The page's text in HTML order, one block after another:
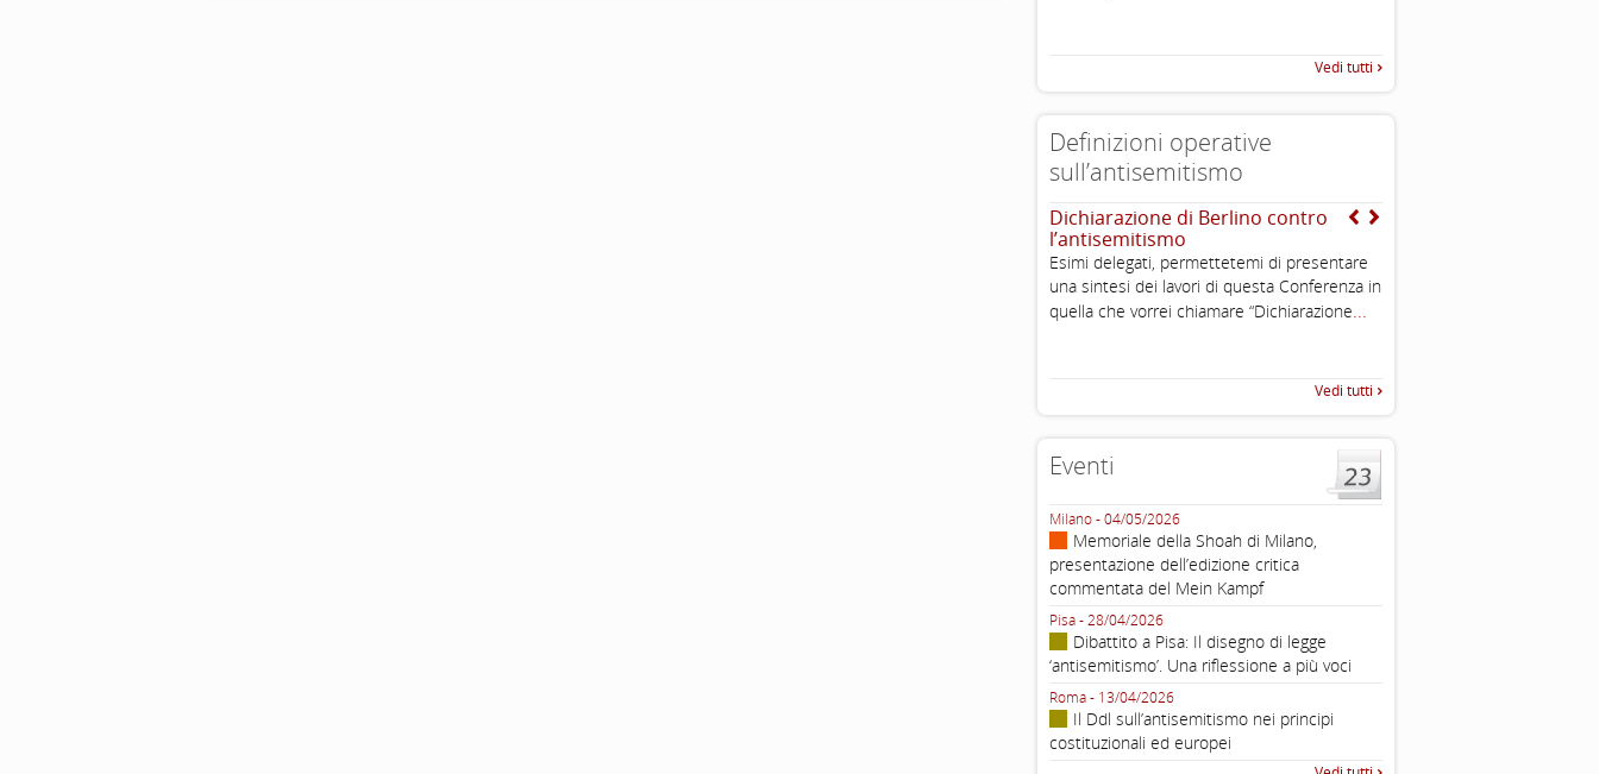
Vedi tutti
Definizioni operative
sull’antisemitismo
Dichiarazione di Berlino contro
l’antisemitismo
Esimi delegati, permettetemi di presentare
una sintesi dei lavori di questa Conferenza in
quella che vorrei chiamare “Dichiarazione...
Vedi tutti
Eventi
Milano - 04/05/2026
Memoriale della Shoah di Milano,
presentazione dell’edizione critica
commentata del Mein Kampf
Pisa - 28/04/2026
Dibattito a Pisa: Il disegno di legge
‘antisemitismo’. Una riflessione a più voci
Roma - 13/04/2026
Il Ddl sull’antisemitismo nei principi
costituzionali ed europei